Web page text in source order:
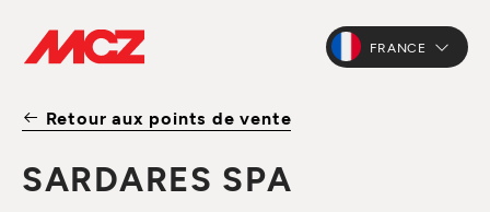
FRANCE
Retour aux points de vente
SARDARES SPA